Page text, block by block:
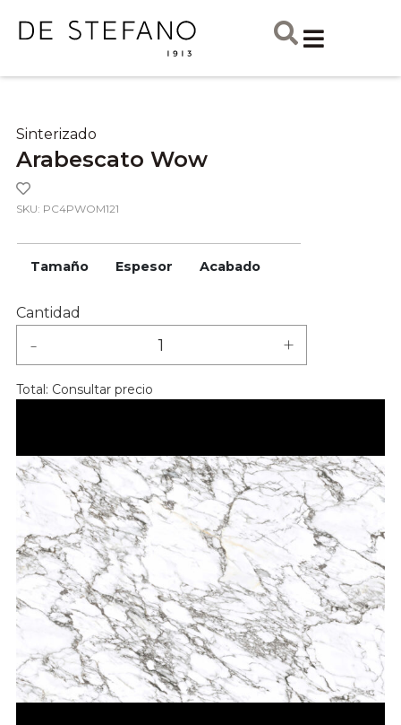
Sinterizado
Arabescato Wow
SKU: PC4PWOM121
Tamaño Espesor Acabado
Cantidad
- +
Total: Consultar precio